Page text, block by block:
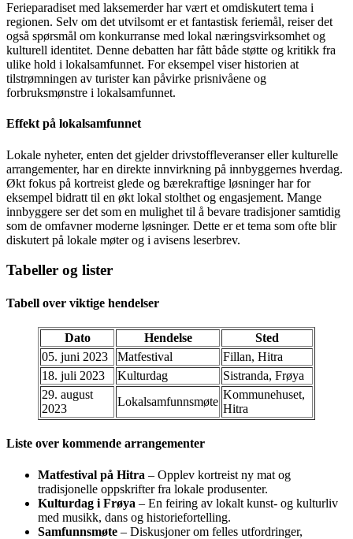
Ferieparadiset med laksemerder har vært et omdiskutert tema i
regionen. Selv om det utvilsomt er et fantastisk feriemål, reiser det
også spørsmål om konkurranse med lokal næringsvirksomhet og
kulturell identitet. Denne debatten har fått både støtte og kritikk fra
ulike hold i lokalsamfunnet. For eksempel viser historien at
tilstrømningen av turister kan påvirke prisnivåene og
forbruksmønstre i lokalsamfunnet.
Effekt på lokalsamfunnet
Lokale nyheter, enten det gjelder drivstoffleveranser eller kulturelle
arrangementer, har en direkte innvirkning på innbyggernes hverdag.
Økt fokus på kortreist glede og bærekraftige løsninger har for
eksempel bidratt til en økt lokal stolthet og engasjement. Mange
innbyggere ser det som en mulighet til å bevare tradisjoner samtidig
som de omfavner moderne løsninger. Dette er et tema som ofte blir
diskutert på lokale møter og i avisens leserbrev.
Tabeller og lister
Tabell over viktige hendelser
Dato Hendelse
Sted
05. juni 2023
Matfestival
Fillan, Hitra
18. juli 2023
Kulturdag
Sistranda, Frøya
29. august
2023
Lokalsamfunnsmøte
Kommunehuset,
Hitra
Liste over kommende arrangementer
Matfestival på Hitra – Opplev kortreist ny mat og
tradisjonelle oppskrifter fra lokale produsenter.
Kulturdag i Frøya – En feiring av lokalt kunst- og kulturliv
med musikk, dans og historiefortelling.
Samfunnsmøte – Diskusjoner om felles utfordringer,